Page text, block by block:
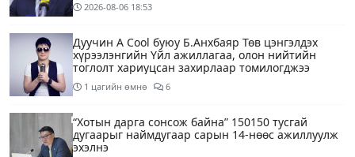
2026-08-06 18:53
Дуучин A Cool буюу Б.Анхбаяр Төв цэнгэлдэх
хүрээлэнгийн Үйл ажиллагаа, олон нийтийн
тоглолт хариуцсан захирлаар томилогджээ
1 цагийн өмнө 6
“Хотын дарга сонсож байна” 150150 тусгай
дугаарыг наймдугаар сарын 14-нөөс ажиллуулж
эхэлнэ